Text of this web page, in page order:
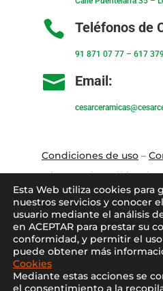
 Teléfonos de
91 871 07 77– 617
 Email:
Condiciones de uso–
Aviso Legal–Política de
de
Blog–Contacto–
Esta Web utiliza cookies para
nuestros servicios y conocer
usuario mediante el análisis
en ACEPTAR para prestar su
conformidad, y permitir el
puede obtener más
Cookies
Mediante estas acciones se
el consentimiento a la